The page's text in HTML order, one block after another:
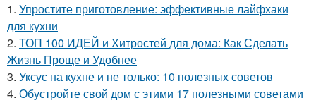
1. Упростите приготовление: эффективные лайфхаки
для кухни
2. ТОП 100 ИДЕЙ и Хитростей для дома: Как Сделать
Жизнь Проще и Удобнее
3. Уксус на кухне и не только: 10 полезных советов
4. Обустройте свой дом с этими 17 полезными советами